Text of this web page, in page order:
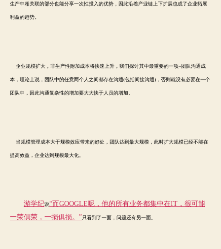
生产中相关联的部分也能分享一次性投入的优势，因此沿着产业链上下扩展也成了企业拓展
利益的趋势。
企业规模扩大，非生产性附加成本将快速上升，我们探讨其中最重要的一项–团队沟通成
本，理论上说，团队中的任意两个人之间都存在沟通(包括间接沟通)，否则就没有必要在一个
团队中，因此沟通复杂性的增加要大大快于人员的增加。
当规模管理成本大于规模效应带来的好处，团队达到最大规模，此时扩大规模已经不能在
提高效益，企业达到规模最大化。
游学纪说“而GOOGLE呢，他的所有业务都集中在IT ，很可能
一荣俱荣，一损俱损。”只看到了一面，问题还有另一面。